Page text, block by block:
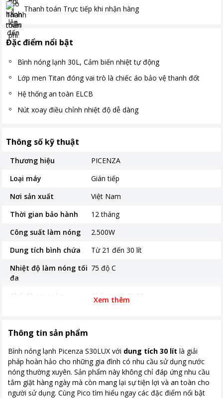
Thanh toán Trực tiếp khi nhận hàng
Đặc điểm nổi bật
Bình nóng lạnh 30L, Cảm biến nhiệt tự động
Lớp men Titan đóng vai trò là chiếc áo bảo vệ thanh đốt
Hệ thống an toàn ELCB
Nút xoay điều chỉnh nhiệt độ dễ dàng
Thông số kỹ thuật
Thương hiệu
PICENZA
Loại máy
Gián tiếp
Nơi sản xuất
Việt Nam
Thời gian bảo hành
12 tháng
Công suất làm nóng
2.500W
Dung tích bình chứa
Từ 21 đến 30 lít
Nhiệt độ làm nóng tối
đa
75 độ C
Chế độ an toàn
Chống giật ELCB
37cm) 12,5kg
Xem thêm
Thông tin sản phẩm
Bình nóng lạnh Picenza S30LUX với dung tích 30 lít là giải
pháp hoàn hảo cho những gia đình có nhu cầu sử dụng nước
nóng thường xuyên. Sản phẩm này không chỉ đáp ứng nhu cầu
tắm giặt hàng ngày mà còn mang lại sự tiện lợi và an toàn cho
người sử dụng. Cùng Pico tìm hiểu ngay các đặc điểm nổi bật